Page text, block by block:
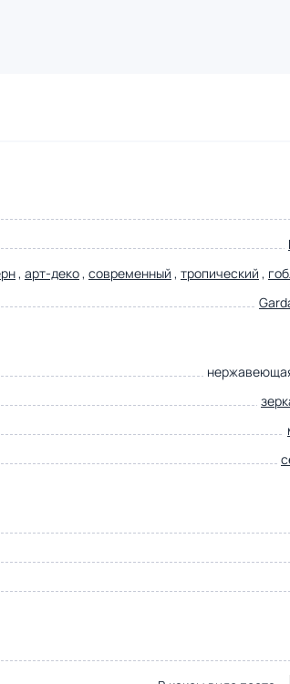
, арт-деко, современный , тропический ,